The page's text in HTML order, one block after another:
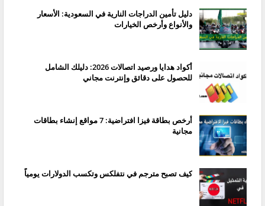
دليل تأمين الدراجات النارية في السعودية: الأسعار
والأنواع وأرخص الخيارات
أكواد هدايا ورصيد اتصالات 2026: دليلك الشامل
للحصول على دقائق وإنترنت مجاني
أرخص بطاقة فيزا افتراضية: 7 مواقع إنشاء بطاقات
مجانية
كيف تصبح مترجم في نتفلكس وتكسب الدولارات يومياً